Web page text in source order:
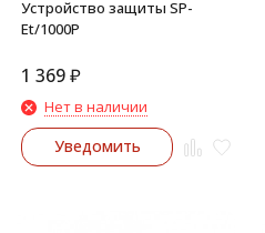
Устройство защиты SP-
Et/1000P
1 369₽
Нет в наличии
Уведомить